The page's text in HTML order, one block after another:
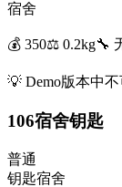
宿舍
💰 350⚖️ 0.2kg🔧
💡 Demo版本中不
106宿舍钥匙
普通
钥匙宿舍